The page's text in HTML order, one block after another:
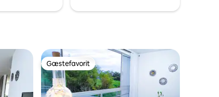
Gæstefavorit
Gæstefavorit